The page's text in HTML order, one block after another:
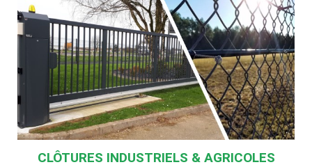
CLÔTURES INDUSTRIELS & AGRICOLES